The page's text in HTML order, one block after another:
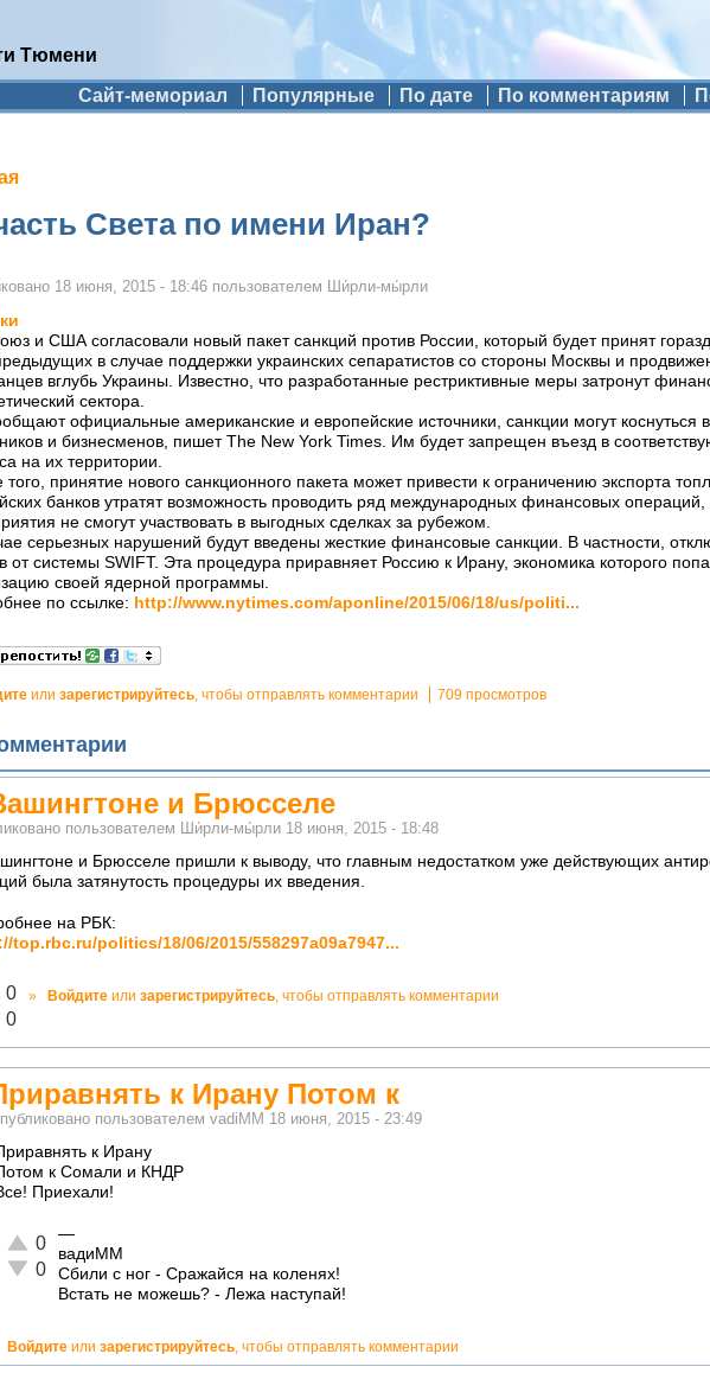
Тюмени
Сайт-мемориал Популярные По дате По комментариям
Света по имени Иран?
18 июня, 2015 - 18:46 пользователем Ши́рли-мы́рли
и США согласовали новый пакет санкций против России, который будет принят
в случае поддержки украинских сепаратистов со стороны Москвы и
вглубь Украины. Известно, что разработанные рестриктивные меры затронут
сектора.
официальные американские и европейские источники, санкции могут коснуться
и бизнесменов, пишет The New York Times. Им будет запрещен въезд в
на их территории.
того, принятие нового санкционного пакета может привести к ограничению экспорта
банков утратят возможность проводить ряд международных финансовых
не смогут участвовать в выгодных сделках за рубежом.
серьезных нарушений будут введены жесткие финансовые санкции. В частности,
от системы SWIFT. Эта процедура приравняет Россию к Ирану, экономика которого
своей ядерной программы.
по ссылке: http://www.nytimes.com/aponline/2015/06/18/us/politi...
или зарегистрируйтесь , чтобы отправлять комментарии 709 просмотров
и Брюсселе
пользователем Ши́рли-мы́рли 18 июня, 2015 - 18:48
и Брюсселе пришли к выводу, что главным недостатком уже действующих
была затянутость процедуры их введения.
на РБК:
top.rbc.ru/politics/18/06/2015/558297a09a7947...
0
0
» Войдите или зарегистрируйтесь, чтобы отправлять комментарии
к Ирану Потом к
пользователем vadiMM 18 июня, 2015 - 23:49
к Ирану
к Сомали и КНДР
Приехали!
Отлично!
0
Неадекватно!
0
—
вадиММ
Сбили с ног - Сражайся на коленях!
Встать не можешь? - Лежа наступай!
Войдите или зарегистрируйтесь, чтобы отправлять комментарии